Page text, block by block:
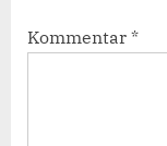
Kommentar *